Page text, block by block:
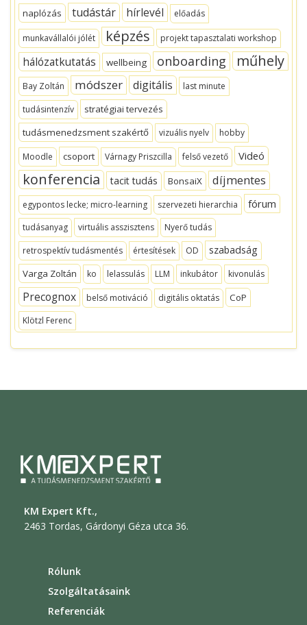
naplózás tudástár hírlevél előadás
munkavállalói jólét képzés projekt tapasztalati workshop
hálózatkutatás wellbeing onboarding műhely
Bay Zoltán módszer digitális
last minute
tudásintenzív
stratégiai tervezés
tudásmenedzsment szakértő
vizuális nyelv hobby
Moodle csoport Várnagy Priszcilla felső vezető Videó
konferencia tacit tudás BonsaiX díjmentes
egypontos lecke; micro-learning szervezeti hierarchia fórum
tudásanyag virtuális asszisztens
Nyerő tudás
retrospektív tudásmentés
értesítések OD szabadság
Varga Zoltán ko lelassulás LLM inkubátor kivonulás
Precognox belső motiváció digitális oktatás CoP
Klötzl Ferenc
KM Expert Kft.,
2463 Tordas, Gárdonyi Géza utca 36.
Rólunk
Szolgáltatásaink
Referenciák